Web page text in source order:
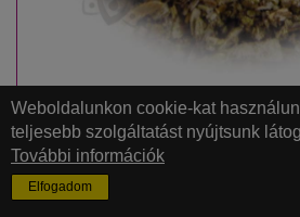
ORVOSI
VÁGOTT
Weboldalunkon cookie-kat
teljesebb szolgáltatást nyújtsunk
További információk
Elfogadom